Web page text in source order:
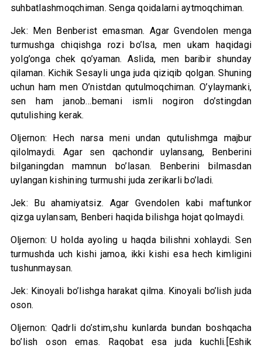
suhbatlashmoqchiman. Senga qoidalarni aytmoqchiman.
Jek: Men Benberist emasman. Agar Gvendolen menga
turmushga chiqishga rozi bo’lsa, men ukam haqidagi
yolg’onga chek qo’yaman. Aslida, men baribir shunday
qilaman. Kichik Sesayli unga juda qiziqib qolgan. Shuning
uchun ham men O’nistdan qutulmoqchiman. O’ylaymanki,
sen ham janob…bemani ismli nogiron do’stingdan
qutulishing kerak.
Oljernon: Hech narsa meni undan qutulishmga majbur
qilolmaydi. Agar sen qachondir uylansang, Benberini
bilganingdan mamnun bo’lasan. Benberini bilmasdan
uylangan kishining turmushi juda zerikarli bo’ladi.
Jek: Bu ahamiyatsiz. Agar Gvendolen kabi maftunkor
qizga uylansam, Benberi haqida bilishga hojat qolmaydi.
Oljernon: U holda ayoling u haqda bilishni xohlaydi. Sen
turmushda uch kishi jamoa, ikki kishi esa hech kimligini
tushunmaysan.
Jek: Kinoyali bo’lishga harakat qilma. Kinoyali bo’lish juda
oson.
Oljernon: Qadrli do’stim,shu kunlarda bundan boshqacha
bo’lish oson emas. Raqobat esa juda kuchli.[Eshik